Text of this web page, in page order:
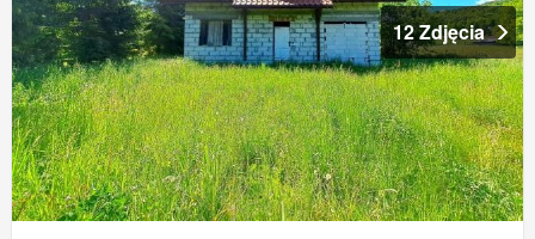
12 Zdjęcia